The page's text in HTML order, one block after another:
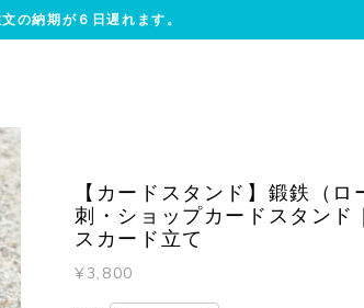
の納期が６日遅れます。
【カードスタンド】鍛鉄（
刺・ショップカードスタンド
スカード立て
¥3,800